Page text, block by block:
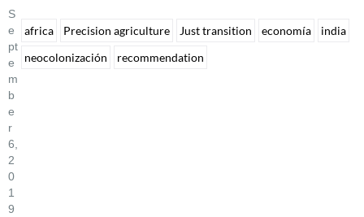
S
E
Pt
E
M
B
E
R
6,
2
0
1
9
africa Precision agriculture Just transition economía
india
neocolonización
recommendation